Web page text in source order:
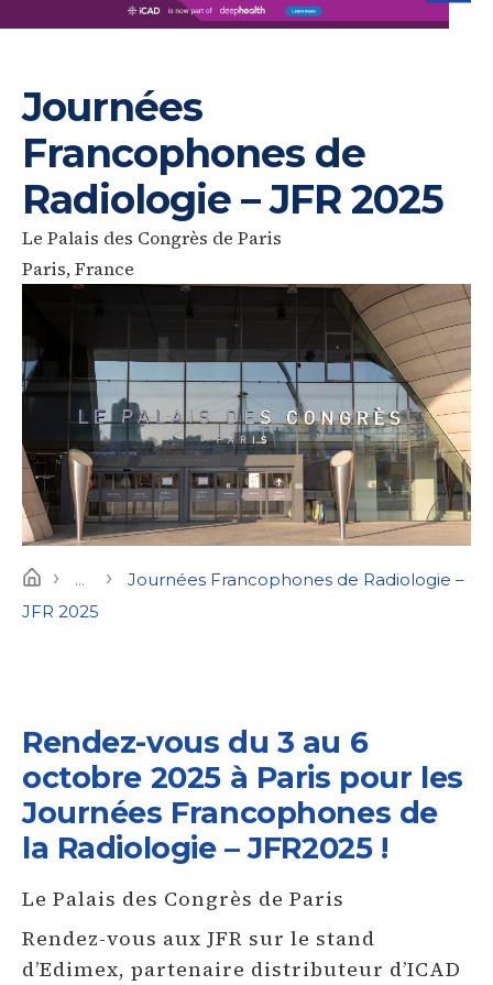
Journées
Francophones de
Radiologie – JFR 2025
Le Palais des Congrès de Paris
Paris, France
Home
› ... ›
Journées Francophones de Radiologie –
JFR 2025
Rendez-vous du 3 au 6
octobre 2025 à Paris pour les
Journées Francophones de
la Radiologie – JFR2025 !
Le Palais des Congrès de Paris
Rendez-vous aux JFR sur le stand
d’Edimex, partenaire distributeur d’ICAD